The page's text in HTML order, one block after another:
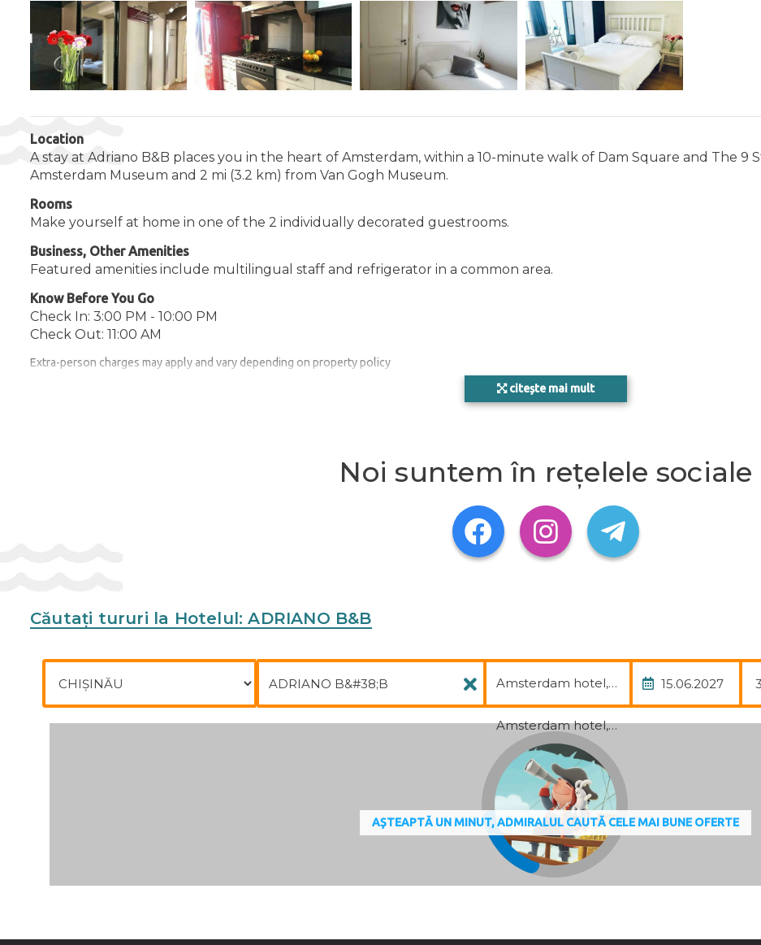
Location
A stay at Adriano B&B places you in the heart of Amsterdam, within a 10-minute walk of Dam Square and The 9
Amsterdam Museum and 2 mi (3.2 km) from Van Gogh Museum.
Rooms
Make yourself at home in one of the 2 individually decorated guestrooms.
Business, Other Amenities
Featured amenities include multilingual staff and refrigerator in a common area.
Know Before You Go
Check In: 3:00 PM - 10:00 PM
Check Out: 11:00 AM
Extra-person charges may apply and vary depending on property policy
Government-issued photo identification and a credit card, debit card, or cash deposit may be required at check-in for incidental charges
Special requests are subject to availability upon check-in and may incur additional charges; special requests cannot be guaranteed
Nieuwezijds Voorburgwal 55 3th Floor 1012 RD Amsterdam, 1012 RD, Amsterdam, NL
citește mai mult
Noi suntem în rețelele sociale
Căutați tururi la Hotelul: ADRIANO B&B
Amsterdam hotel, avia, transfer
Amsterdam hotel, avia, transfer
AȘTEAPTĂ UN MINUT, ADMIRALUL CAUTĂ CELE MAI BUNE OFERTE